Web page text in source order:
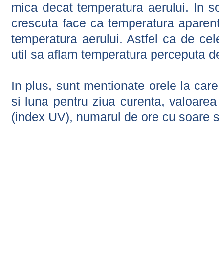
mica decat temperatura aerului. In
crescuta face ca temperatura
temperatura aerului. Astfel ca de
util sa aflam temperatura perceputa
In plus, sunt mentionate orele la
si luna pentru ziua curenta,
(index UV), numarul de ore cu soare